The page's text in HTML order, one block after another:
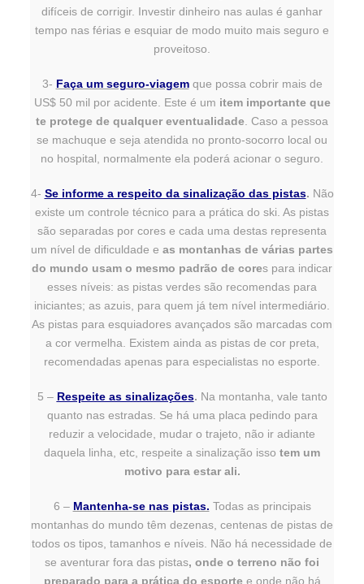
difíceis de corrigir. Investir dinheiro nas aulas é ganhar
tempo nas férias e esquiar de modo muito mais seguro e
proveitoso.
3- Faça um seguro-viagemque possa cobrir mais de
US$ 50 mil por acidente. Este é um item importante que
te protege de qualquer eventualidade . Caso a pessoa
se machuque e seja atendida no pronto-socorro local ou
no hospital, normalmente ela poderá acionar o seguro.
4- Se informe a respeito da sinalização das pistas. Não
existe um controle técnico para a prática do ski. As pistas
são separadas por cores e cada uma destas representa
um nível de dificuldade e as montanhas de várias partes
do mundo usam o mesmo padrão de cores para indicar
esses níveis: as pistas verdes são recomendas para
iniciantes; as azuis, para quem já tem nível intermediário.
As pistas para esquiadores avançados são marcadas com
a cor vermelha. Existem ainda as pistas de cor preta,
recomendadas apenas para especialistas no esporte.
5 – Respeite as sinalizações. Na montanha, vale tanto
quanto nas estradas. Se há uma placa pedindo para
reduzir a velocidade, mudar o trajeto, não ir adiante
daquela linha, etc, respeite a sinalização isso tem um
motivo para estar ali.
6 – Mantenha-se nas pistas. Todas as principais
montanhas do mundo têm dezenas, centenas de pistas de
todos os tipos, tamanhos e níveis. Não há necessidade de
se aventurar fora das pistas, onde o terreno não foi
preparado para a prática do esportee onde não há